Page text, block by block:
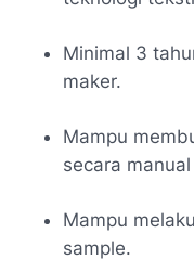
Minimal 3
maker.
Mampu
secara
Mampu
sample.